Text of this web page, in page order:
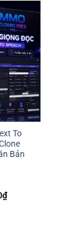
To
Bản
₫Khoảng
giá: